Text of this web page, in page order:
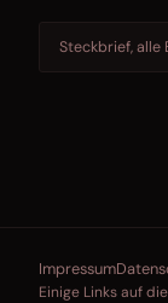
Steckbrief, alle
Impressum
Einige Links auf